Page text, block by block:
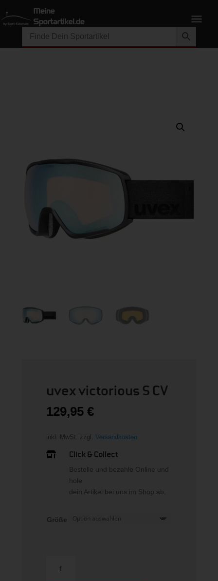
uvex victorious S CV
129,95 €
inkl. MwSt. zzgl. Versandkosten
 Click & Collect
Bestelle und bezahle Online und
hole
dein Artikel bei uns im Shop ab.
Größe
victorious